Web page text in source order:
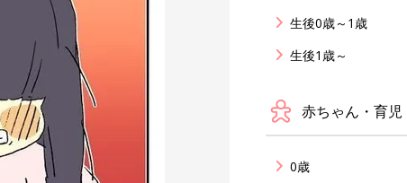
生後0歳～1歳
生後1歳～
赤ちゃん・育児
0歳